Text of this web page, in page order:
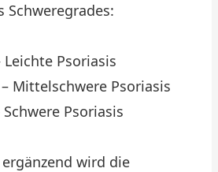
Schweregrades:
Leichte Psoriasis
– Mittelschwere Psoriasis
Schwere Psoriasis
wird die